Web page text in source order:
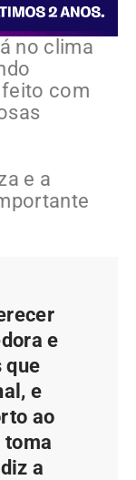
no clima
com
e a
e
que
e
ao
toma
a